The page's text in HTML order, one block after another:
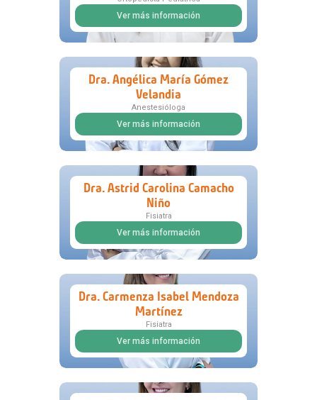
Ver más información
Dra. Angélica María Gómez
Velandia
Anestesióloga
Ver más información
Dra. Astrid Carolina Camacho
Niño
Fisiatra
Ver más información
Dra. Carmenza Isabel Mendoza
Martínez
Fisiatra
Ver más información